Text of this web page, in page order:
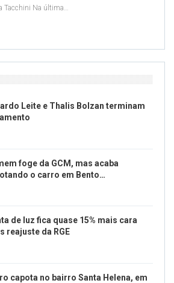
Tacchini Na última…
Leite e Thalis Bolzan terminam
foge da GCM, mas acaba
o carro em Bento…
de luz fica quase 15% mais cara
reajuste da RGE
capota no bairro Santa Helena, em